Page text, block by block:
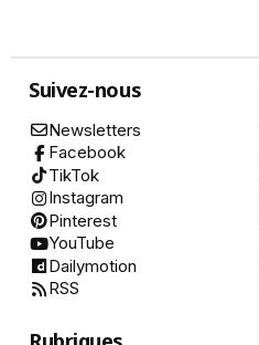
Suivez-nous
Newsletters
Facebook
TikTok
Instagram
Pinterest
YouTube
Dailymotion
RSS